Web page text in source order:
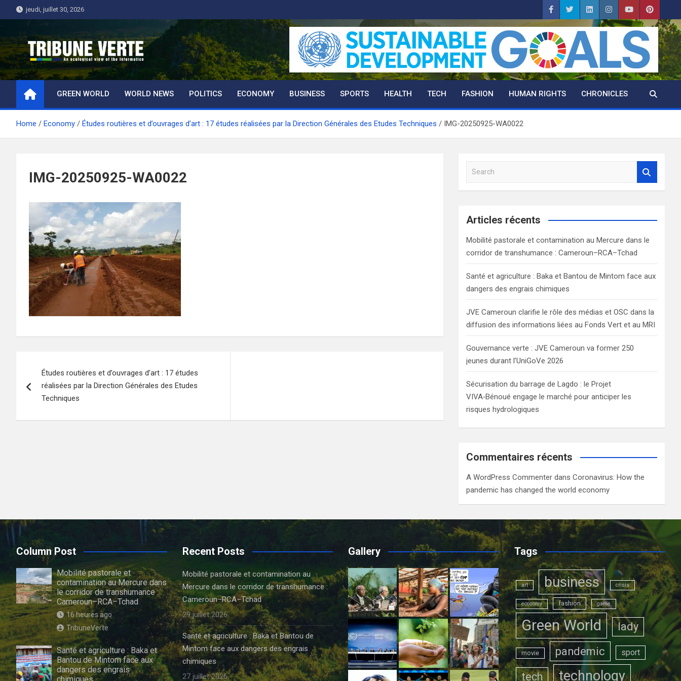
to
jeudi, juillet 30, 2026
Tribune Verte
Un regard écologique de l'information
GREEN WORLD WORLD NEWS POLITICS ECONOMY BUSINESS SPORTS HEALTH TECH FASHION HUMAN RIGHTS CHRONICLES
Home Economy Études routières et d’ouvrages d’art : 17 études réalisées par la Direction Générales des Etudes Techniques IMG-20250925-WA0022
IMG-20250925-WA0022
de
l’article
Études routières et d’ouvrages d’art : 17 études
réalisées par la Direction Générales des Etudes
Techniques
a
c
Articles récents
Mobilité pastorale et contamination au Mercure dans le
corridor de transhumance : Cameroun–RCA–Tchad
Santé et agriculture : Baka et Bantou de Mintom face aux
dangers des engrais chimiques
JVE Cameroun clarifie le rôle des médias et OSC dans la
diffusion des informations liées au Fonds Vert et au MRI
Gouvernance verte : JVE Cameroun va former 250
jeunes durant l’UniGoVe 2026
Sécurisation du barrage de Lagdo : le Projet
VIVA‑Bénoué engage le marché pour anticiper les
risques hydrologiques
Commentaires récents
A WordPress Commenter dansCoronavirus: How the
pandemic has changed the world economy
Column Post
Mobilité pastorale et
contamination au Mercure dans
le corridor de transhumance :
Cameroun–RCA–Tchad
16 heures ago
TribuneVerte
Santé et agriculture : Baka et
Bantou de Mintom face aux
dangers des engrais
Recent Posts
Mobilité pastorale et contamination au
Mercure dans le corridor de transhumance :
Cameroun–RCA–Tchad
29 juillet 2026
Santé et agriculture : Baka et Bantou de
Mintom face aux dangers des engrais
chimiques
27 juillet 2026
Gallery Tags
art business crisis
economy fashion game
Green World lady
movie pandemic sport
tech technology